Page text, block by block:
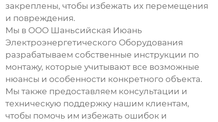
закреплены, чтобы избежать их перемещения
и повреждения.
Мы в ООО Шаньсийская Июань
Электроэнергетического Оборудования
разрабатываем собственные инструкции по
монтажу, которые учитывают все возможные
нюансы и особенности конкретного объекта.
Мы также предоставляем консультации и
техническую поддержку нашим клиентам,
чтобы помочь им избежать ошибок и